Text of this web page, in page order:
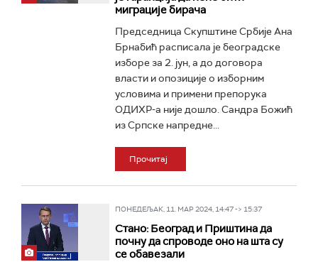
миграције бирача
Председница Скупштине Србије Ана
Брнабић расписала је београдске
изборе за 2. јун, а до договора
власти и опозиције о изборним
условима и примени препорука
ОДИХР-а није дошло. Сандра Божић
из Српске напредне...
Прочитај
ПОНЕДЕЉАК, 11. МАР 2024, 14:47 -> 15:37
Стано: Београд и Приштина да
почну да спроводе оно на шта су
се обавезали